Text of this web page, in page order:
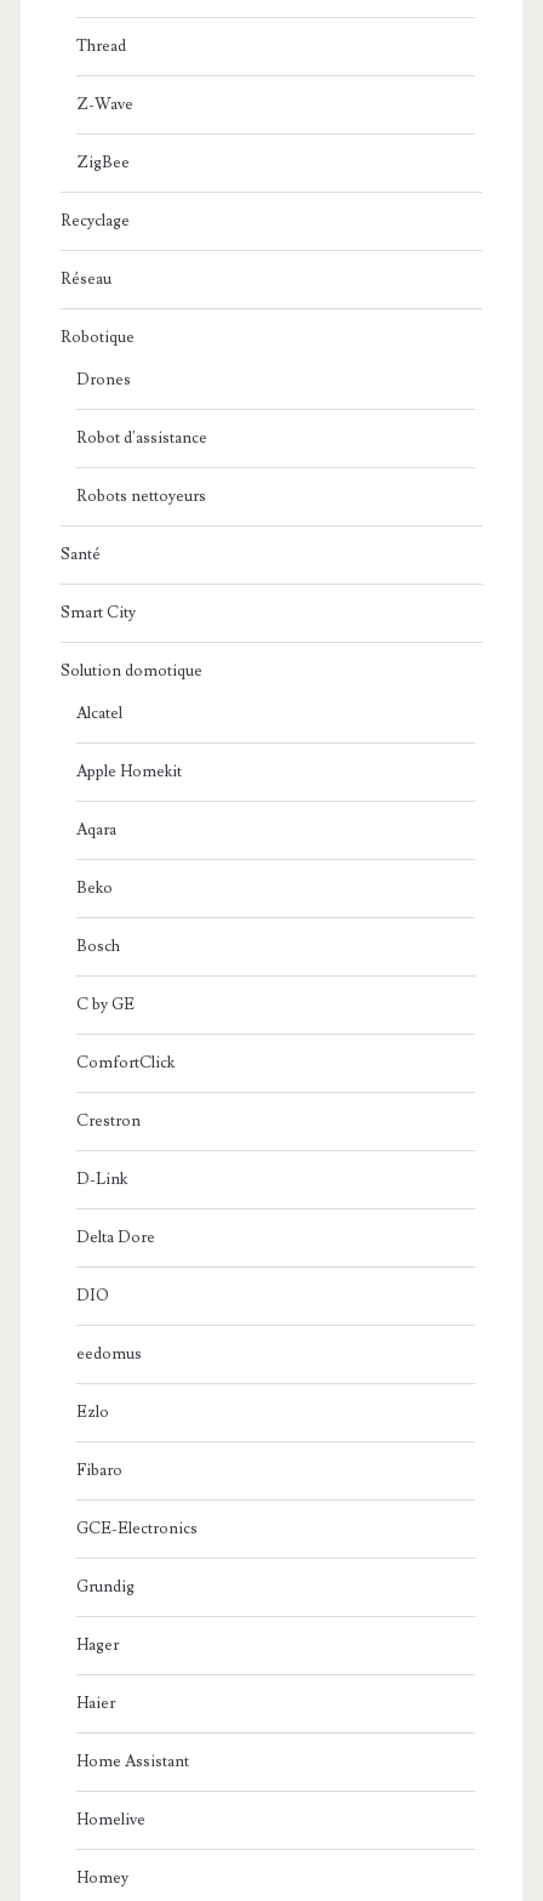
Thread
Z-Wave
ZigBee
Recyclage
Réseau
Robotique
Drones
Robot d'assistance
Robots nettoyeurs
Santé
Smart City
Solution domotique
Alcatel
Apple Homekit
Aqara
Beko
Bosch
C by GE
ComfortClick
Crestron
D-Link
Delta Dore
DIO
eedomus
Ezlo
Fibaro
GCE-Electronics
Grundig
Hager
Haier
Home Assistant
Homelive
Homey